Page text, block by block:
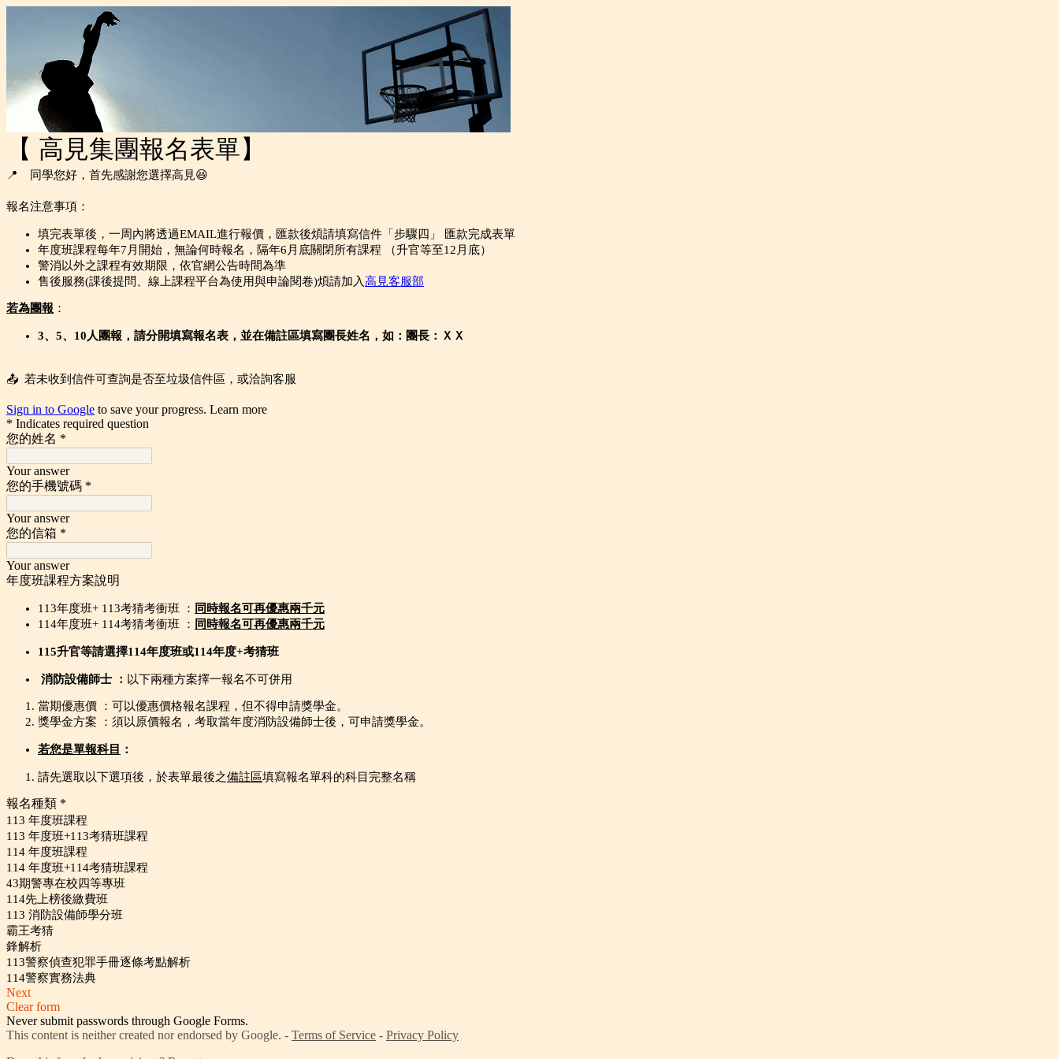
【 高見集團報名表單】
📍 同學您好，首先感謝您選擇高見😆
報名注意事項：
填完表單後，一周內將透過EMAIL進行報價，匯款後煩請填寫信件「步驟四」 匯款完成表單
年度班課程每年7月開始，無論何時報名，隔年6月底關閉所有課程 （升官等至12月底）
警消以外之課程有效期限，依官網公告時間為準
售後服務(課後提問、線上課程平台為使用與申論閱卷)煩請加入高見客服部
若為團報 ：
3、5、10 人團報，請分開填寫報名表，並在備註區填寫團長姓名，如：團長：ＸＸ
📤 若未收到信件可查詢是否至垃圾信件區，或洽詢客服
Sign in to Google to save your progress. Learn more
* Indicates required question
您的姓名 *
Your answer
您的手機號碼 *
Your answer
您的信箱 *
Your answer
年度班課程方案說明
113年度班+ 113考猜考衝班 ： 同時報名可再優惠兩千元
114年度班+ 114考猜考衝班 ： 同時報名可再優惠兩千元
115升官等請選擇114年度班或114年度+考猜班
消防設備師士 ： 以下兩種方案擇一報名不可併用
當期優惠價 ： 可以優惠價格報名課程，但不得申請獎學金。
獎學金方案 ： 須以原價報名， 考取當年度消防設備師士後，可申請獎學金。
若您是單報科目 ：
請先選取以下選項後，於表單最後之備註區填寫報名單科的科目完整名稱
報名種類 *
113 年度班課程
113 年度班+113考猜班課程
114 年度班課程
114 年度班+114考猜班課程
43期警專在校四等專班
114先上榜後繳費班
113 消防設備師學分班
霸王考猜
鋒解析
113警察偵查犯罪手冊逐條考點解析
114警察實務法典
Next
Clear form
Never submit passwords through Google Forms.
This content is neither created nor endorsed by Google. - Terms of Service - Privacy Policy